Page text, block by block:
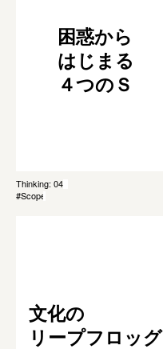
困惑から
はじまる
４つのＳ
Thinking: 048
#Scope
文化の
リープフロッグ